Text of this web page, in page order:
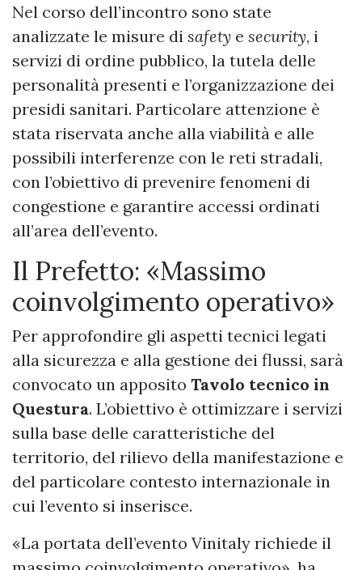
Nel corso dell’incontro sono state
analizzate le misure di safety e security, i
servizi di ordine pubblico, la tutela delle
personalità presenti e l’organizzazione dei
presidi sanitari. Particolare attenzione è
stata riservata anche alla viabilità e alle
possibili interferenze con le reti stradali,
con l’obiettivo di prevenire fenomeni di
congestione e garantire accessi ordinati
all’area dell’evento.
Il Prefetto: «Massimo
coinvolgimento operativo»
Per approfondire gli aspetti tecnici legati
alla sicurezza e alla gestione dei flussi, sarà
convocato un apposito Tavolo tecnico in
Questura. L’obiettivo è ottimizzare i servizi
sulla base delle caratteristiche del
territorio, del rilievo della manifestazione e
del particolare contesto internazionale in
cui l’evento si inserisce.
«La portata dell’evento Vinitaly richiede il